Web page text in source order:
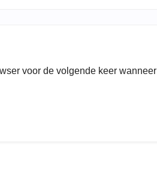
voor de volgende keer